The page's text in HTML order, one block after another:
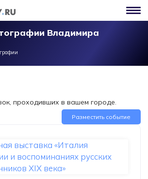
содержанию
Владимира
проходивших в вашем городе.
Разместить событие